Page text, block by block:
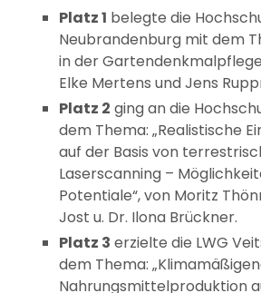
Platz 1 belegte die
Neubrandenburg mit dem
in der
Elke Mertens und Jens
Platz 2 ging an die
dem Thema: „Realistische
auf der Basis von
Laserscanning –
Potentiale“, von Moritz
Jost u. Dr. Ilona Brückner.
Platz 3 erzielte die LWG
dem Thema:
Nahrungsmittelproduktion